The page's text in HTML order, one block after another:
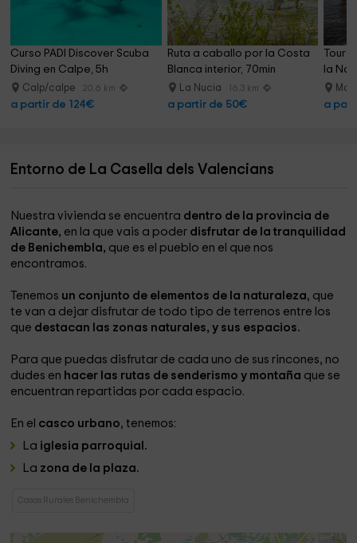
Curso PADI Discover Scuba
Diving en Calpe, 5h
Calp/calpe 20.6 km
a partir de 124€
Ruta a caballo por la Costa
Blanca interior, 70min
La Nucia 16.3 km
a partir de 50€
Tour
la
a
Entorno de La Casella dels Valencians
Nuestra vivienda se encuentra dentro de la provincia de
Alicante, en la que vais a poder disfrutar de la tranquilidad
de Benichembla, que es el pueblo en el que nos
encontramos.
Tenemos un conjunto de elementos de la naturaleza, que
te van a dejar disfrutar de todo tipo de terrenos entre los
que destacan las zonas naturales, y sus espacios.
Para que puedas disfrutar de cada uno de sus rincones, no
dudes en hacer las rutas de senderismo y montaña que se
encuentran repartidas por cada espacio.
En el casco urbano, tenemos:
La iglesia parroquial.
La zona de la plaza.
Casas Rurales Benichembla